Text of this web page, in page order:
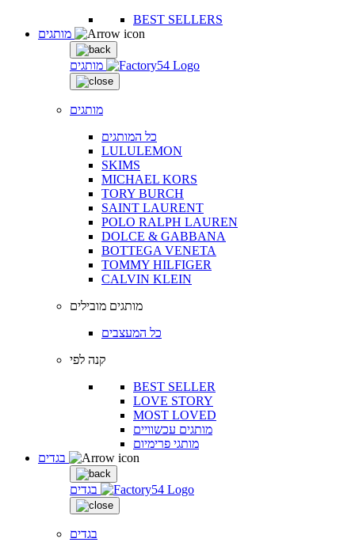
BEST SELLERS
מותגים
מותגים
כל המותגים
LULULEMON
SKIMS
MICHAEL KORS
TORY BURCH
SAINT LAURENT
POLO RALPH LAUREN
DOLCE & GABBANA
BOTTEGA VENETA
TOMMY HILFIGER
CALVIN KLEIN
מותגים מובילים
כל המעצבים
קנה לפי
BEST SELLER
LOVE STORY
MOST LOVED
מותגים עכשוויים
מותגי פרימיום
בגדים
בגדים